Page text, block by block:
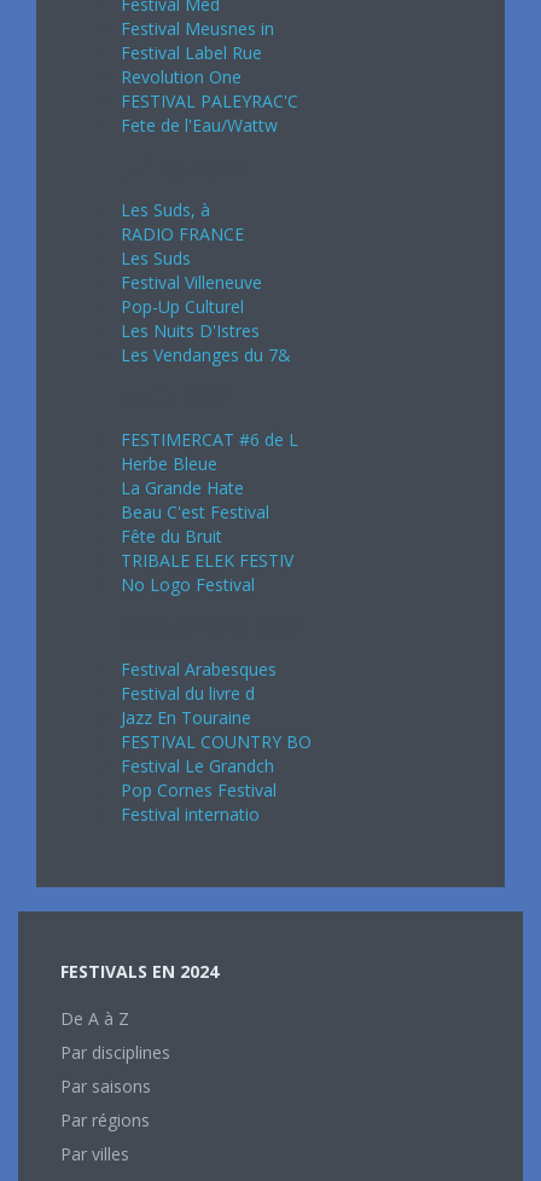
Festival Meusnes in
Festival Label Rue
Revolution One
FESTIVAL PALEYRAC'C
Fete de l'Eau/Wattw
Les Suds, à
RADIO FRANCE
Les Suds
Festival Villeneuve
Pop-Up Culturel
Les Nuits D'Istres
Les Vendanges du 7&
FESTIMERCAT #6 de L
Herbe Bleue
La Grande Hate
Beau C'est Festival
Fête du Bruit
TRIBALE ELEK FESTIV
No Logo Festival
Festival Arabesques
Festival du livre d
Jazz En Touraine
FESTIVAL COUNTRY BO
Festival Le Grandch
Pop Cornes Festival
Festival internatio
FESTIVALS EN 2024
De A à Z
Par disciplines
Par saisons
Par régions
Par villes